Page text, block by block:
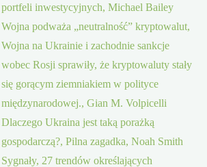
portfeli inwestycyjnych, Michael Bailey
Wojna podważa „neutralność” kryptowalut,
Wojna na Ukrainie i zachodnie sankcje
wobec Rosji sprawiły, że kryptowaluty stały
się gorącym ziemniakiem w polityce
międzynarodowej., Gian M. Volpicelli
Dlaczego Ukraina jest taką porażką
gospodarczą?, Pilna zagadka, Noah Smith
Sygnały, 27 trendów określających